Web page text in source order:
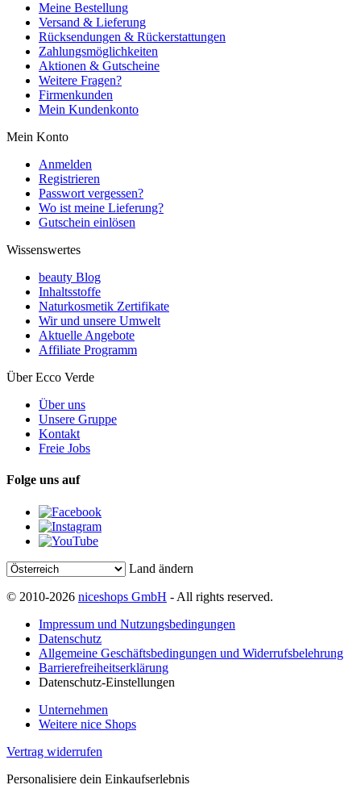
Meine Bestellung
Versand & Lieferung
Rücksendungen & Rückerstattungen
Zahlungsmöglichkeiten
Aktionen & Gutscheine
Weitere Fragen?
Firmenkunden
Mein Kundenkonto
Mein Konto
Anmelden
Registrieren
Passwort vergessen?
Wo ist meine Lieferung?
Gutschein einlösen
Wissenswertes
beauty Blog
Inhaltsstoffe
Naturkosmetik Zertifikate
Wir und unsere Umwelt
Aktuelle Angebote
Affiliate Programm
Über Ecco Verde
Über uns
Unsere Gruppe
Kontakt
Freie Jobs
Folge uns auf
Land ändern
© 2010-2026 niceshops GmbH - All rights reserved.
Impressum und Nutzungsbedingungen
Datenschutz
Allgemeine Geschäftsbedingungen und Widerrufsbelehrung
Barrierefreiheitserklärung
Datenschutz-Einstellungen
Unternehmen
Weitere nice Shops
Vertrag widerrufen
Personalisiere dein Einkaufserlebnis